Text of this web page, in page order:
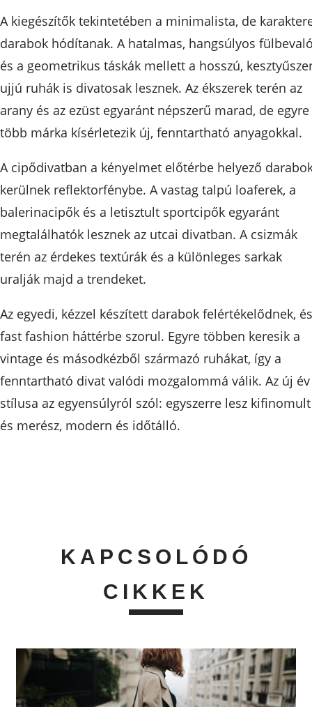
A kiegészítők tekintetében a minimalista, de
darabok hódítanak. A hatalmas, hangsúlyos
és a geometrikus táskák mellett a hosszú,
ujjú ruhák is divatosak lesznek. Az ékszerek terén az
arany és az ezüst egyaránt népszerű marad, de egyre
több márka kísérletezik új, fenntartható anyagokkal.
A cipődivatban a kényelmet előtérbe helyező
kerülnek reflektorfénybe. A vastag talpú loaferek, a
balerinacipők és a letisztult sportcipők egyaránt
megtalálhatók lesznek az utcai divatban. A csizmák
terén az érdekes textúrák és a különleges sarkak
uralják majd a trendeket.
Az egyedi, kézzel készített darabok felértékelődnek,
fast fashion háttérbe szorul. Egyre többen keresik a
vintage és másodkézből származó ruhákat, így a
fenntartható divat valódi mozgalommá válik. Az új év
stílusa az egyensúlyról szól: egyszerre lesz kifinomult
és merész, modern és időtálló.
KAPCSOLÓDÓ
CIKKEK